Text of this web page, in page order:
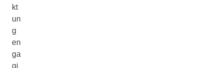
kt
un
g
en
ga
gi